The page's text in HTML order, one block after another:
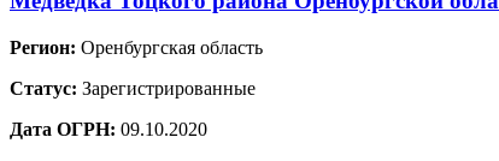
Регион: Оренбургская область
Статус: Зарегистрированные
Дата ОГРН: 09.10.2020